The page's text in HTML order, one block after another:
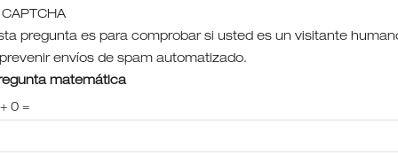
CAPTCHA
pregunta es para comprobar si usted es un visitante
envíos de spam automatizado.
matemática
0 =